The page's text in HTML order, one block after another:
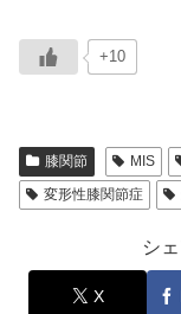
+10
膝関節 MIS
変形性膝関節症
シ
X